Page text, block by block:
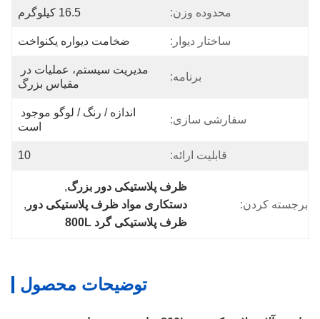
محدوده وزن: 16.5 کیلوگرم
ساختار دیوار: ضخامت دیواره یکنواخت
برنامه:
مقیاس بزرگ
سفارشی سازی:
است
قابلیت ارائه: 10
برجسته کردن:
ظرف پلاستیکی دور بزرگ,
دستکاری مواد ظرف پلاستیکی دور ,
ظرف پلاستیکی گرد 800L
توضیحات محصول